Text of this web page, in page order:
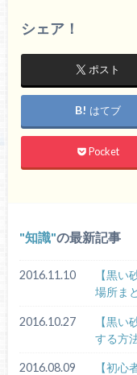
シェア！
ポスト
はてブ
Pocket
知識 の最新記事
2016.11.10
【黒
場所ま
2016.10.27
【黒
する方
2016.08.09
【初